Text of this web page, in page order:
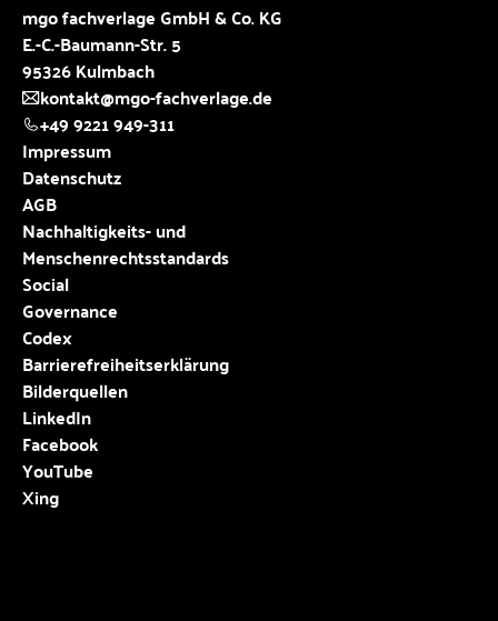
mgo fachverlage GmbH & Co. KG
E.-C.-Baumann-Str. 5
95326 Kulmbach
kontakt@mgo-fachverlage.de
+49 9221 949-311
Impressum
Datenschutz
AGB
Nachhaltigkeits- und
Menschenrechtsstandards
Social
Governance
Codex
Barrierefreiheitserklärung
Bilderquellen
LinkedIn
Facebook
YouTube
Xing